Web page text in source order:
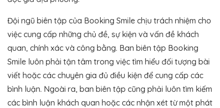
Đội ngũ biên tập của Booking Smile chịu trách nhiệm cho
việc cung cấp những chủ đề, sự kiện và vấn đề khách
quan, chính xác và công bằng. Ban biên tập Booking
Smile luôn phải tận tâm trong việc tìm hiểu đối tượng bài
viết hoặc các chuyên gia đủ điều kiện để cung cấp các
bình luận. Ngoài ra, ban biên tập cũng phải luôn tìm kiếm
các bình luận khách quan hoặc các nhận xét từ một phát